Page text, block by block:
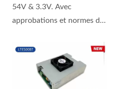
54V & 3.3V. Avec
approbations et normes de